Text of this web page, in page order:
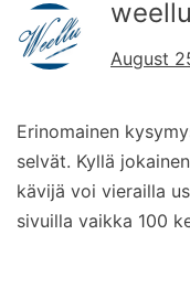
weellu
August
Erinomainen
selvät. Kyllä
kävijä voi vierailla
sivuilla vaikka 100